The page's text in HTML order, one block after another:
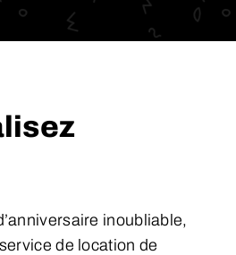
inoubliable,
de location de